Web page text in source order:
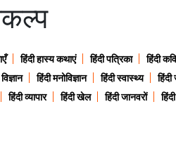
हिंदी हास्य कथाएं हिंदी पत्रिका हिंदी
हिंदी मनोविज्ञान हिंदी स्वास्थ्य हिंदी
हिंदी व्यापार हिंदी खेल हिंदी जानवरों